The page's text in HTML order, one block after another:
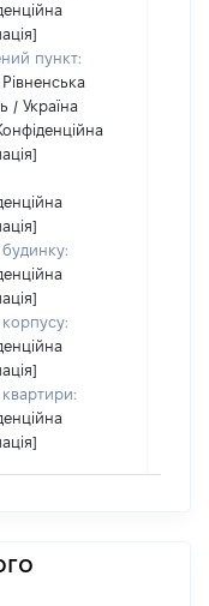
пункт:
/ Україна